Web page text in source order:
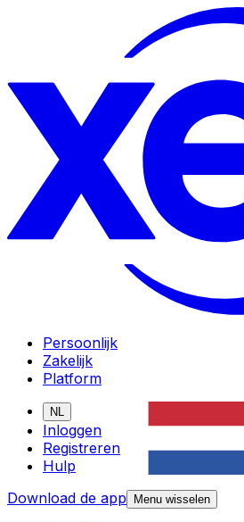
Persoonlijk
Zakelijk
Platform
NL
Inloggen
Registreren
Hulp
Download de app
Menu wisselen